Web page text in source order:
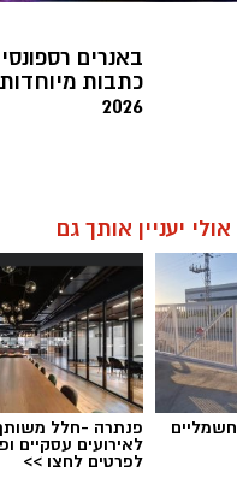
באנרים
כתבות
2026
אולי יעניין אותך גם
פנתרה -חלל
לאירועים עסקיים
לפרטים לחצו >>